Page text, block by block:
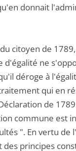
donnait
citoyen de
ne
déroge à
qui en
de
commune est
". En vertu de
principes